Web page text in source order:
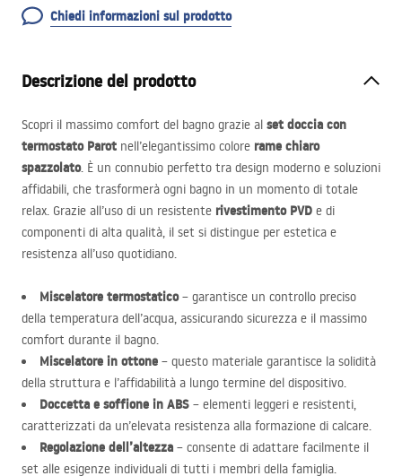
Chiedi informazioni sul prodotto
Descrizione del prodotto
Scopri il massimo comfort del bagno grazie al set doccia con
termostato Parot nell’elegantissimo colore rame chiaro
spazzolato. È un connubio perfetto tra design moderno e soluzioni
affidabili, che trasformerà ogni bagno in un momento di totale
relax. Grazie all’uso di un resistente rivestimento PVD e di
componenti di alta qualità, il set si distingue per estetica e
resistenza all’uso quotidiano.
Miscelatore termostatico– garantisce un controllo preciso
della temperatura dell’acqua, assicurando sicurezza e il massimo
comfort durante il bagno.
Miscelatore in ottone – questo materiale garantisce la solidità
della struttura e l’affidabilità a lungo termine del dispositivo.
Doccetta e soffione in ABS – elementi leggeri e resistenti,
caratterizzati da un’elevata resistenza alla formazione di calcare.
Regolazione dell’altezza – consente di adattare facilmente il
set alle esigenze individuali di tutti i membri della famiglia.